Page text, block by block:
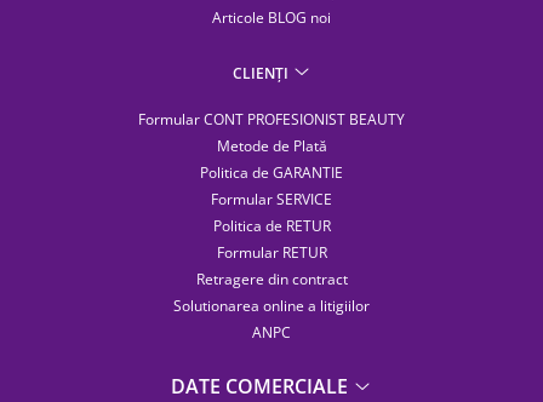
Articole BLOG noi
CLIENȚI
Formular CONT PROFESIONIST BEAUTY
Metode de Plată
Politica de GARANTIE
Formular SERVICE
Politica de RETUR
Formular RETUR
Retragere din contract
Solutionarea online a litigiilor
ANPC
DATE COMERCIALE